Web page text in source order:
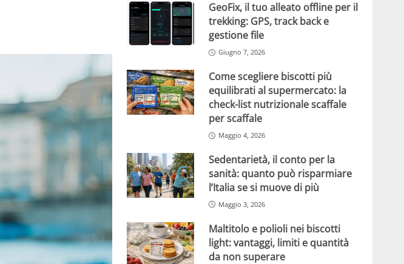
GeoFix, il tuo alleato offline per il
trekking: GPS, track back e
gestione file
Giugno 7, 2026
Come scegliere biscotti più
equilibrati al supermercato: la
check-list nutrizionale scaffale
per scaffale
Maggio 4, 2026
Sedentarietà, il conto per la
sanità: quanto può risparmiare
l’Italia se si muove di più
Maggio 3, 2026
Maltitolo e polioli nei biscotti
light: vantaggi, limiti e quantità
da non superare